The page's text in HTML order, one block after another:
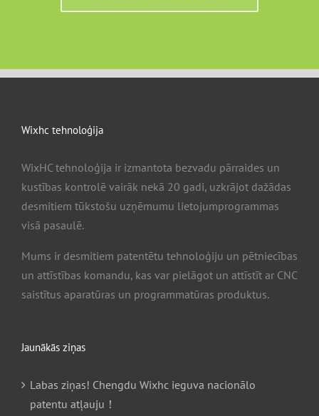
Wixhc tehnoloģija
WixHC tehnoloģija ir izmantota bezvadu pārraides un
kustības kontrolē vairāk nekā 20 gadi, uzkrājot dažādas
desmitiem tūkstošu uzņēmumu lietojumprogrammas
visā pasaulē.
Mums ir desmitiem patentētu tehnoloģiju un pētniecības
un attīstības komandu, kas var pielāgot un attīstīt ar CNC
saistītus aparatūras un programmatūras produktus.
Jaunākās ziņas
Labas ziņas! Chengdu Wixhc ieguva nacionālo
patentu atļauju！